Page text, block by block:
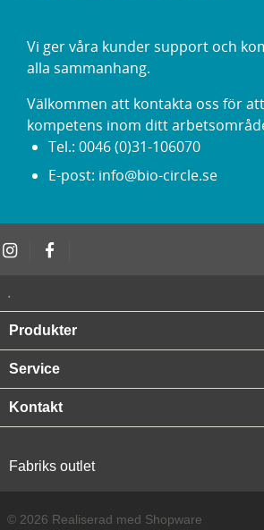
Vi ger våra kunder support och
alla sammanhang.
Välkommen att kontakta oss för
kompetens inom ditt
Tel.: 0046 (0)31-106070
E-post: info@bio-circle.se
.
Produkter
Service
Kontakt
Fabriks outlet
© 2026 Realiserad med Shopware